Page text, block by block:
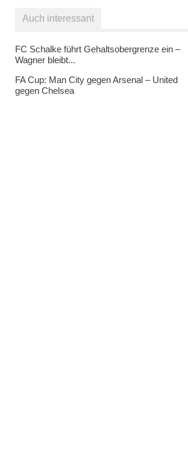
Auch interessant
FC Schalke führt Gehaltsobergrenze ein –
Wagner bleibt...
FA Cup: Man City gegen Arsenal – United
gegen Chelsea